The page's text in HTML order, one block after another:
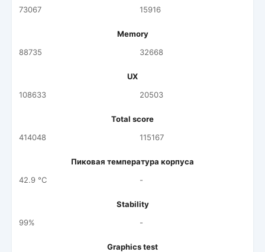
73067
15916
Memory
88735
32668
UX
108633
20503
Total score
414048
115167
Пиковая температура корпуса
42.9 °C
-
Stability
99%
-
Graphics test